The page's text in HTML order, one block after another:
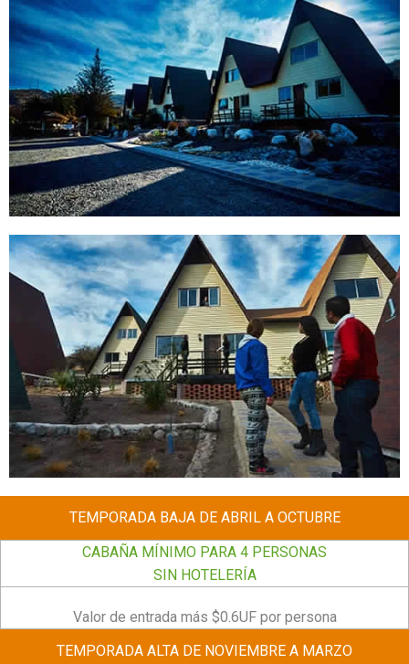
TEMPORADA BAJA DE ABRIL A OCTUBRE
CABAÑA MÍNIMO PARA 4 PERSONAS
SIN HOTELERÍA
Valor de entrada más $0.6UF por persona
TEMPORADA ALTA DE NOVIEMBRE A MARZO